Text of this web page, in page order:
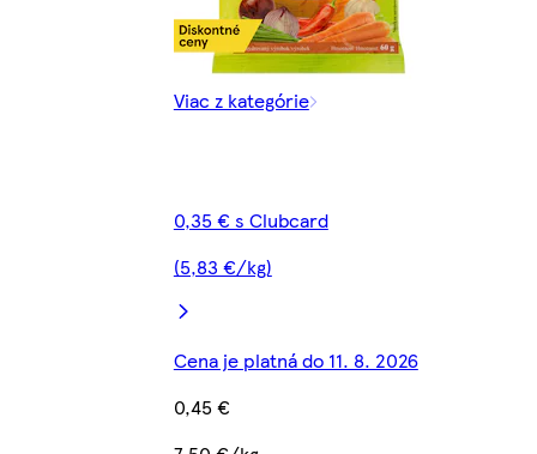
Viac z kategórie
0,35 € s Clubcard
(5,83 €/kg)
Cena je platná do 11. 8. 2026
0,45 €